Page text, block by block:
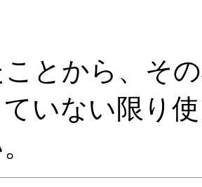
ことから、そ
ていない限り